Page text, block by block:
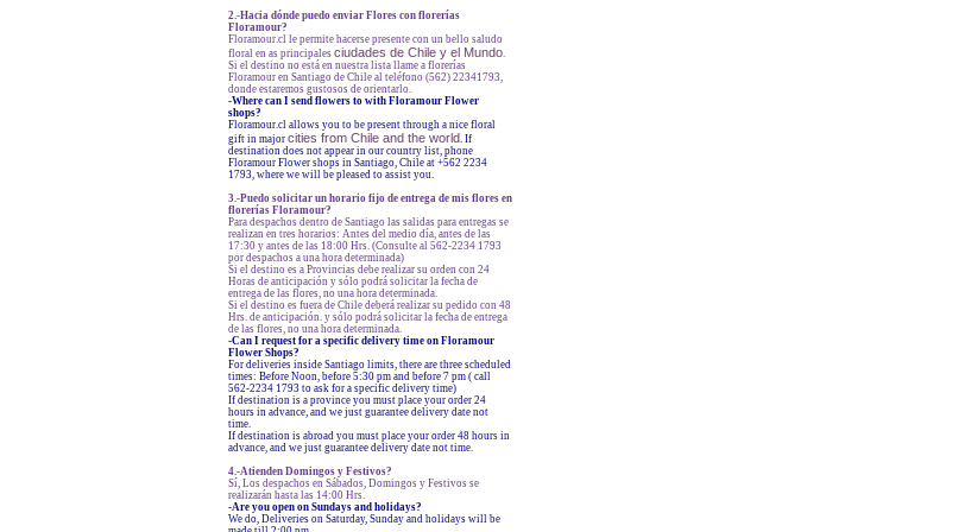
2.-Hacia dónde puedo enviar Flores con florerías
Floramour?
Floramour.cl le permite hacerse presente con un bello saludo
floral en as principales ciudades de Chile y el Mundo.
Si el destino no está en nuestra lista llame a florerías
Floramour en Santiago de Chile al teléfono (562) 22341793,
donde estaremos gustosos de orientarlo.
-Where can I send flowers to with Floramour Flower
shops?
Floramour.cl allows you to be present through a nice floral
gift in major cities from Chile and the world. If
destination does not appear in our country list, phone
Floramour Flower shops in Santiago, Chile at +562 2234
1793, where we will be pleased to assist you.
3.-Puedo solicitar un horario fijo de entrega de mis flores en
florerías Floramour?
Para despachos dentro de Santiago las salidas para entregas se
realizan en tres horarios: Antes del medio día, antes de las
17:30 y antes de las 18:00 Hrs. (Consulte al 562-2234 1793
por despachos a una hora determinada)
Si el destino es a Provincias debe realizar su orden con 24
Horas de anticipación y sólo podrá solicitar la fecha de
entrega de las flores, no una hora determinada.
Si el destino es fuera de Chile deberá realizar su pedido con 48
Hrs. de anticipación. y sólo podrá solicitar la fecha de entrega
de las flores, no una hora determinada.
-Can I request for a specific delivery time on Floramour
Flower Shops?
For deliveries inside Santiago limits, there are three scheduled
times: Before Noon, before 5:30 pm and before 7 pm ( call
562-2234 1793 to ask for a specific delivery time)
If destination is a province you must place your order 24
hours in advance, and we just guarantee delivery date not
time.
If destination is abroad you must place your order 48 hours in
advance, and we just guarantee delivery date not time.
4.-Atienden Domingos y Festivos?
Sí, Los despachos en Sábados, Domingos y Festivos se
realizarán hasta las 14:00 Hrs.
-Are you open on Sundays and holidays?
We do, Deliveries on Saturday, Sunday and holidays will be